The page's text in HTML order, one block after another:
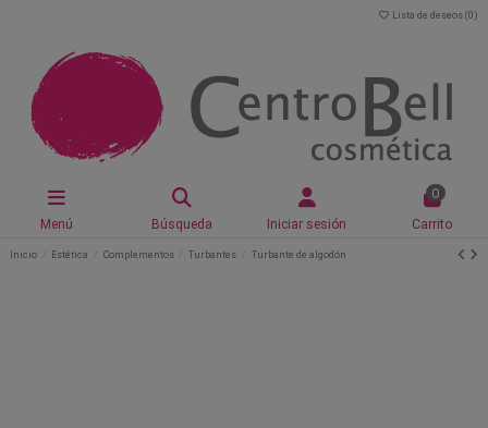
Lista de deseos (0 )
Menú Búsqueda Iniciar sesión
0
Carrito
Inicio Estética Complementos Turbantes Turbante de algodón